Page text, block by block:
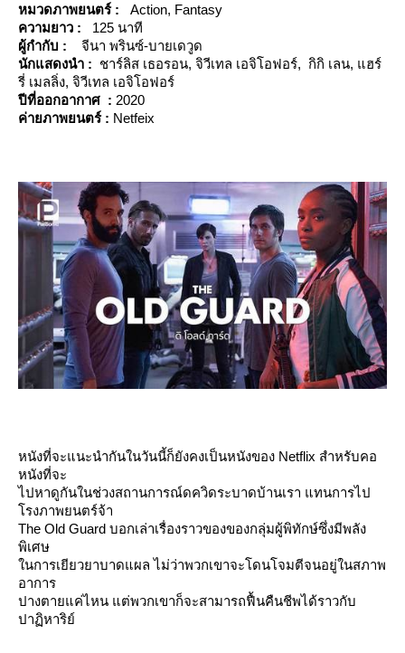
หมวดภาพยนตร์ : Action, Fantasy
ความยาว :
125 นาที
ผู้กำกับ :
จีนา พรินซ์-บายเดวูด
นักแสดงนำ : ชาร์ลิส เธอรอน, จิวีเทล เอจิโอฟอร์, กิกิ เลน, แฮร์
รี่ เมลลิ่ง, จิวีเทล เอจิโอฟอร์
ปีที่ออกอากาศ : 2020
ค่ายภาพยนตร์ : Netfeix
หนังที่จะแนะนำกันในวันนี้ก็ยังคงเป็นหนังของ Netflix สำหรับคอ
หนังที่จะ
ไปหาดูกันในช่วงสถานการณ์ดควิดระบาดบ้านเรา แทนการไป
รงภาพยนตร์จ้า
The Old Guard บอกเล่าเรื่องราวของของกลุ่มผู้พิทักษ์ซึ่งมีพลัง
พิเศษ
นการเยียวยาบาดแผล ไม่ว่าพวกเขาจะโดนโจมตีจนอยู่ในสภาพ
อาการ
ปางตายแค่ไหน แต่พวกเขาก็จะสามารถฟื้นคืนชีพได้ราวกับ
ปาฏิหาริย์